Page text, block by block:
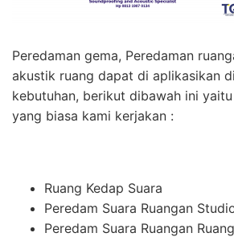
Peredaman gema, Peredaman
akustik ruang dapat di aplikasikan
kebutuhan, berikut dibawah ini
yang biasa kami kerjakan :
Ruang Kedap Suara
Peredam Suara Ruangan
Peredam Suara Ruangan